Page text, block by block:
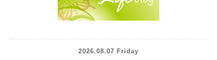
2026.08.07 Friday